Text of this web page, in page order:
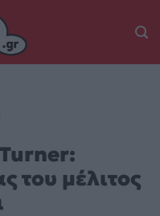
του μέλιτος